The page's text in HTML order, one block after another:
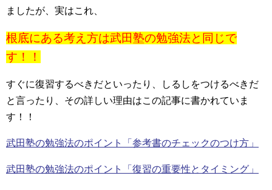
ましたが、実はこれ、
根底にある考え方は武田塾の勉強法と同じで
す！！
すぐに復習するべきだといったり、しるしをつけるべきだ
と言ったり、その詳しい理由はこの記事に書かれていま
す！！
武田塾の勉強法のポイント「参考書のチェックのつけ方」
武田塾の勉強法のポイント「復習の重要性とタイミング」